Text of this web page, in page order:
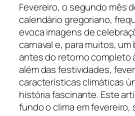
Fevereiro, o segundo mês
calendário gregoriano,
evoca imagens de
carnaval e, para muitos,
antes do retorno completo
além das festividades,
características climáticas
história fascinante. Este
fundo o clima em fevereiro,